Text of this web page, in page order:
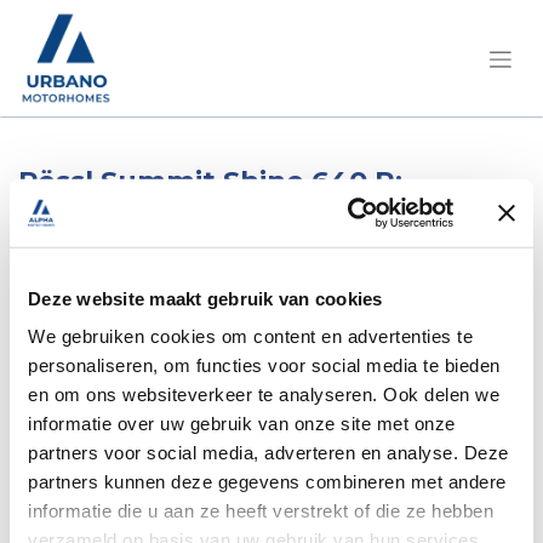
Deze website maakt gebruik van cookies
We gebruiken cookies om content en advertenties te
personaliseren, om functies voor social media te bieden
en om ons websiteverkeer te analyseren. Ook delen we
informatie over uw gebruik van onze site met onze
partners voor social media, adverteren en analyse. Deze
partners kunnen deze gegevens combineren met andere
informatie die u aan ze heeft verstrekt of die ze hebben
Pössl Summit Shine 640 R:
Premium buscamper met unieke
ruimtedouche en verrassend
Met de Summit Shine 640 R bewijst Pössl dat
een buscamper niet hoeft onder te doen voor
een grotere motorhome. Dit model combineert
de compacte buitenafmetingen van een
klassieke campervan met een opvallend ruim
interieur, hoogwaardige afwerking en een van
de meest innovatieve badkamerconcepten